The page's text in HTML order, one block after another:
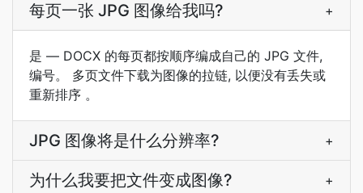
每页一张 JPG 图像给我吗? +
是 — DOCX 的每页都按顺序编成自己的 JPG 文件,
编号。 多页文件下载为图像的拉链, 以便没有丢失或
重新排序 。
JPG 图像将是什么分辨率? +
为什么我要把文件变成图像? +